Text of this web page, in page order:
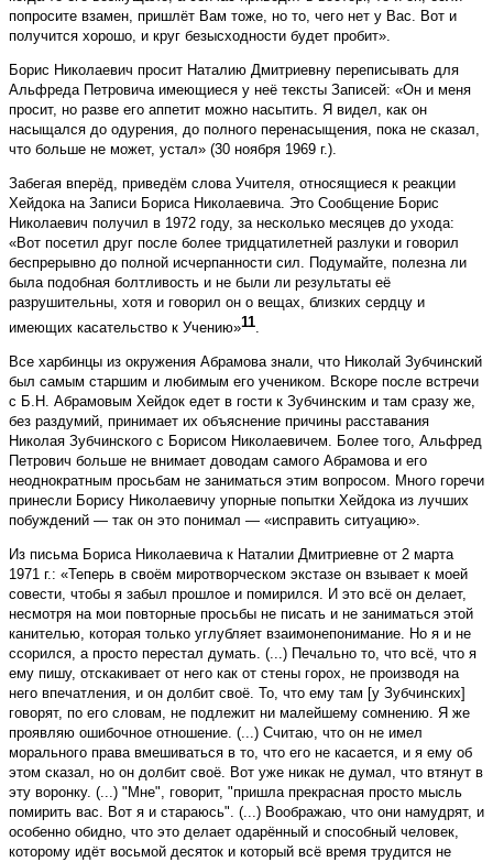
попросите взамен, пришлёт Вам тоже, но то, чего нет у Вас. Вот и
получится хорошо, и круг безысходности будет пробит».
Борис Николаевич просит Наталию Дмитриевну переписывать для
Альфреда Петровича имеющиеся у неё тексты Записей: «Он и меня
просит, но разве его аппетит можно насытить. Я видел, как он
насыщался до одурения, до полного перенасыщения, пока не сказал,
что больше не может, устал» (30 ноября 1969 г.).
Забегая вперёд, приведём слова Учителя, относящиеся к реакции
Хейдока на Записи Бориса Николаевича. Это Сообщение Борис
Николаевич получил в 1972 году, за несколько месяцев до ухода:
«Вот посетил друг после более тридцатилетней разлуки и говорил
беспрерывно до полной исчерпанности сил. Подумайте, полезна ли
была подобная болтливость и не были ли результаты её
разрушительны, хотя и говорил он о вещах, близких сердцу и
имеющих касательство к Учению»11.
Все харбинцы из окружения Абрамова знали, что Николай Зубчинский
был самым старшим и любимым его учеником. Вскоре после встречи
с Б.Н. Абрамовым Хейдок едет в гости к Зубчинским и там сразу же,
без раздумий, принимает их объяснение причины расставания
Николая Зубчинского с Борисом Николаевичем. Более того, Альфред
Петрович больше не внимает доводам самого Абрамова и его
неоднократным просьбам не заниматься этим вопросом. Много горечи
принесли Борису Николаевичу упорные попытки Хейдока из лучших
побуждений — так он это понимал — «исправить ситуацию».
Из письма Бориса Николаевича к Наталии Дмитриевне от 2 марта
1971 г.: «Теперь в своём миротворческом экстазе он взывает к моей
совести, чтобы я забыл прошлое и помирился. И это всё он делает,
несмотря на мои повторные просьбы не писать и не заниматься этой
канителью, которая только углубляет взаимо­непонимание. Но я и не
ссорился, а просто перестал думать. (...) Печально то, что всё, что я
ему пишу, отскакивает от него как от стены горох, не производя на
него впечатления, и он долбит своё. То, что ему там [у Зубчинских]
говорят, по его словам, не подлежит ни малейшему сомнению. Я же
проявляю ошибочное отношение. (...) Считаю, что он не имел
морального права вмешиваться в то, что его не касается, и я ему об
этом сказал, но он долбит своё. Вот уже никак не думал, что втянут в
эту воронку. (...) "Мне", говорит, "пришла прекрасная просто мысль
помирить вас. Вот я и стараюсь". (...) Воображаю, что они намудрят, и
особенно обидно, что это делает одарённый и способный человек,
которому идёт восьмой десяток и который всё время трудится не